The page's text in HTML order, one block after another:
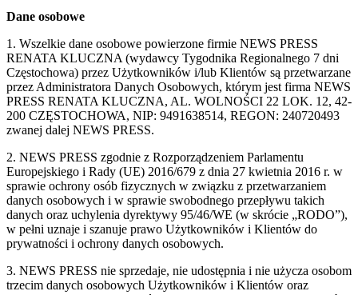
Dane osobowe
1. Wszelkie dane osobowe powierzone firmie NEWS PRESS
RENATA KLUCZNA (wydawcy Tygodnika Regionalnego 7 dni
Częstochowa) przez Użytkowników i/lub Klientów są przetwarzane
przez Administratora Danych Osobowych, którym jest firma NEWS
PRESS RENATA KLUCZNA, AL. WOLNOŚCI 22 LOK. 12, 42-
200 CZĘSTOCHOWA, NIP: 9491638514, REGON: 240720493
zwanej dalej NEWS PRESS.
2. NEWS PRESS zgodnie z Rozporządzeniem Parlamentu
Europejskiego i Rady (UE) 2016/679 z dnia 27 kwietnia 2016 r. w
sprawie ochrony osób fizycznych w związku z przetwarzaniem
danych osobowych i w sprawie swobodnego przepływu takich
danych oraz uchylenia dyrektywy 95/46/WE (w skrócie „RODO”),
w pełni uznaje i szanuje prawo Użytkowników i Klientów do
prywatności i ochrony danych osobowych.
3. NEWS PRESS nie sprzedaje, nie udostępnia i nie użycza osobom
trzecim danych osobowych Użytkowników i Klientów oraz